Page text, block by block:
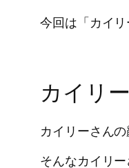
今回は「カイ
カイリ
カイリーさん
そんなカイリ